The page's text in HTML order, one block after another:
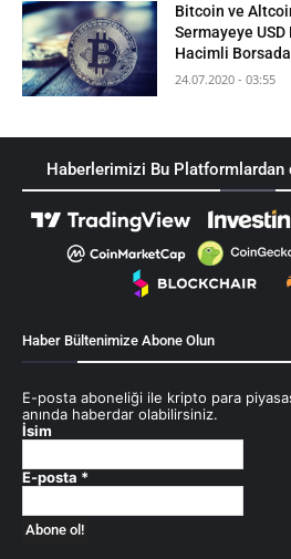
Bitcoin ve
Sermayeye USD
Hacimli
24.07.2020 - 03:55
Haberlerimizi Bu Platformlardan
Haber Bültenimize Abone Olun
E-posta aboneliği ile kripto para
anında haberdar olabilirsiniz.
İsim
E-posta *